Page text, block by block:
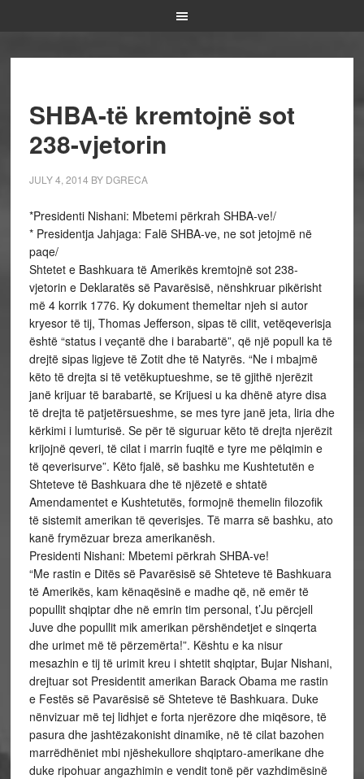
SHBA-të kremtojnë sot
238-vjetorin
JULY 4, 2014 BY DGRECA
*Presidenti Nishani: Mbetemi përkrah SHBA-ve!/
* Presidentja Jahjaga: Falë SHBA-ve, ne sot jetojmë në
paqe/
Shtetet e Bashkuara të Amerikës kremtojnë sot 238-
vjetorin e Deklaratës së Pavarësisë, nënshkruar pikërisht
më 4 korrik 1776. Ky dokument themeltar njeh si autor
kryesor të tij, Thomas Jefferson, sipas të cilit, vetëqeverisja
është “status i veçantë dhe i barabartë”, që një popull ka të
drejtë sipas ligjeve të Zotit dhe të Natyrës. “Ne i mbajmë
këto të drejta si të vetëkuptueshme, se të gjithë njerëzit
janë krijuar të barabartë, se Krijuesi u ka dhënë atyre disa
të drejta të patjetërsueshme, se mes tyre janë jeta, liria dhe
kërkimi i lumturisë. Se për të siguruar këto të drejta njerëzit
krijojnë qeveri, të cilat i marrin fuqitë e tyre me pëlqimin e
të qeverisurve”. Këto fjalë, së bashku me Kushtetutën e
Shteteve të Bashkuara dhe të njëzetë e shtatë
Amendamentet e Kushtetutës, formojnë themelin filozofik
të sistemit amerikan të qeverisjes. Të marra së bashku, ato
kanë frymëzuar breza amerikanësh.
Presidenti Nishani: Mbetemi përkrah SHBA-ve!
“Me rastin e Ditës së Pavarësisë së Shteteve të Bashkuara
të Amerikës, kam kënaqësinë e madhe që, në emër të
popullit shqiptar dhe në emrin tim personal, t’Ju përcjell
Juve dhe popullit mik amerikan përshëndetjet e sinqerta
dhe urimet më të përzemërta!”. Kështu e ka nisur
mesazhin e tij të urimit kreu i shtetit shqiptar, Bujar Nishani,
drejtuar sot Presidentit amerikan Barack Obama me rastin
e Festës së Pavarësisë së Shteteve të Bashkuara. Duke
nënvizuar më tej lidhjet e forta njerëzore dhe miqësore, të
pasura dhe jashtëzakonisht dinamike, në të cilat bazohen
marrëdhëniet mbi njëshekullore shqiptaro-amerikane dhe
duke ripohuar angazhimin e vendit tonë për vazhdimësinë